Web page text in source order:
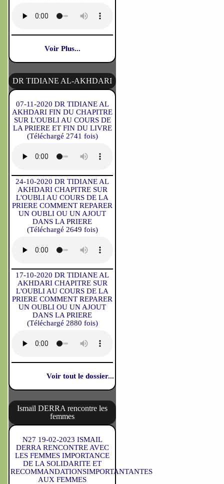
Voir Plus...
DR TIDIANE AL-AKHDARI
07-11-2020 DR TIDIANE AL
AKHDARI FIN DU CHAPITRE
SUR L'OUBLI AU COURS DE
LA PRIERE ET FIN DU LIVRE
(Téléchargé 2741 fois)
24-10-2020 DR TIDIANE AL
AKHDARI CHAPITRE SUR
L'OUBLI AU COURS DE LA
PRIERE COMMENT REPARER
UN OUBLI OU UN AJOUT
DANS LA PRIERE
(Téléchargé 2649 fois)
17-10-2020 DR TIDIANE AL
AKHDARI CHAPITRE SUR
L'OUBLI AU COURS DE LA
PRIERE COMMENT REPARER
UN OUBLI OU UN AJOUT
DANS LA PRIERE
(Téléchargé 2880 fois)
Voir tout le dossier...
Ismaïl DERRA rencontre les
femmes
N27 19-02-2023 ISMAIL
DERRA RENCONTRE AVEC
LES FEMMES IMPORTANCE
DE LA SOLIDARITE ET
RECOMMANDATIONSIMPORTANTANTES
AUX FEMMES